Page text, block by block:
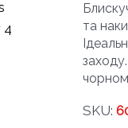
та
SKU: